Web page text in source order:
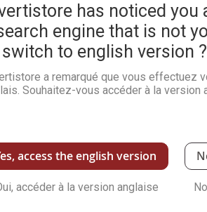
L'Art de l'eau -
Soyez le premier à commenter ce produit
12,00 € Épuisé
has noticed
engine that is not
to english version ?
a remarqué que vous effectuez
Souhaitez-vous accéder à la version
access the english version
accéder à la version anglaise